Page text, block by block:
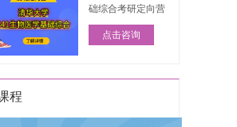
础综合考研定向营
点击咨询
程